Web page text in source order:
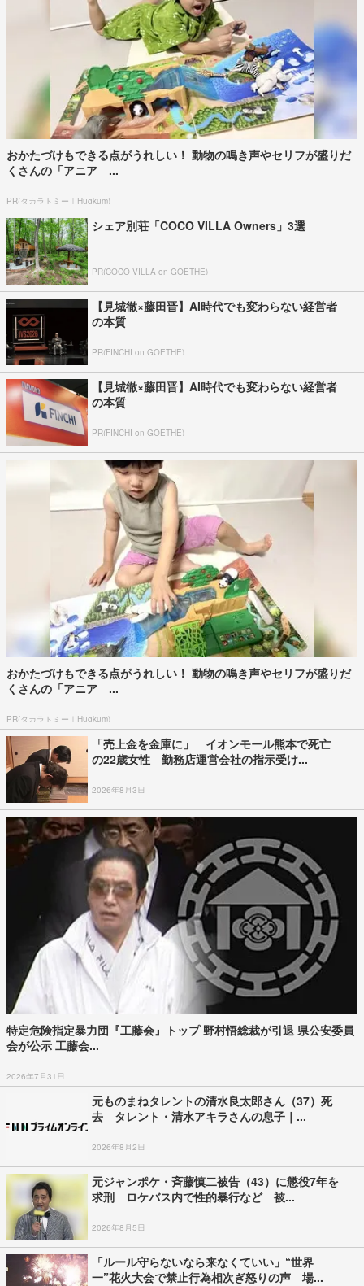
おかたづけもできる点がうれしい！ 動物の鳴き声やセリフが盛りだ
くさんの「アニア ...
PR(タカラトミー｜Hugkum)
シェア別荘「COCO VILLA Owners」3選
PR(COCO VILLA on GOETHE)
【見城徹×藤田晋】AI時代でも変わらない経営者
の本質
PR(FINCHI on GOETHE)
【見城徹×藤田晋】AI時代でも変わらない経営者
の本質
PR(FINCHI on GOETHE)
おかたづけもできる点がうれしい！ 動物の鳴き声やセリフが盛りだ
くさんの「アニア ...
PR(タカラトミー｜Hugkum)
「売上金を金庫に」 イオンモール熊本で死亡
の22歳女性 勤務店運営会社の指示受け...
2026年8月3日
特定危険指定暴力団『工藤会』トップ 野村悟総裁が引退 県公安委員
会が公示 工藤会...
2026年7月31日
元ものまねタレントの清水良太郎さん（37）死
去 タレント・清水アキラさんの息子｜...
2026年8月2日
元ジャンポケ・斉藤慎二被告（43）に懲役7年を
求刑 ロケバス内で性的暴行など 被...
2026年8月5日
「ルール守らないなら来なくていい」“世界
一”花火大会で禁止行為相次ぎ怒りの声 場...